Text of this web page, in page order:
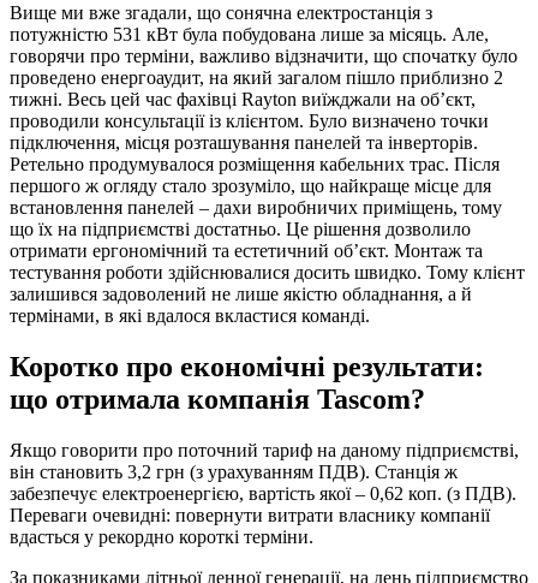
Вище ми вже згадали, що сонячна електростанція з
потужністю 531 кВт була побудована лише за місяць. Але,
говорячи про терміни, важливо відзначити, що спочатку було
проведено енергоаудит, на який загалом пішло приблизно 2
тижні. Весь цей час фахівці Rayton виїжджали на об’єкт,
проводили консультації із клієнтом. Було визначено точки
підключення, місця розташування панелей та інверторів.
Ретельно продумувалося розміщення кабельних трас. Після
першого ж огляду стало зрозуміло, що найкраще місце для
встановлення панелей – дахи виробничих приміщень, тому
що їх на підприємстві достатньо. Це рішення дозволило
отримати ергономічний та естетичний об’єкт. Монтаж та
тестування роботи здійснювалися досить швидко. Тому клієнт
залишився задоволений не лише якістю обладнання, а й
термінами, в які вдалося вкластися команді.
Коротко про економічні результати:
що отримала компанія Tascom?
Якщо говорити про поточний тариф на даному підприємстві,
він становить 3,2 грн (з урахуванням ПДВ). Станція ж
забезпечує електроенергією, вартість якої – 0,62 коп. (з ПДВ).
Переваги очевидні: повернути витрати власнику компанії
вдасться у рекордно короткі терміни.
За показниками літньої денної генерації, на день підприємство